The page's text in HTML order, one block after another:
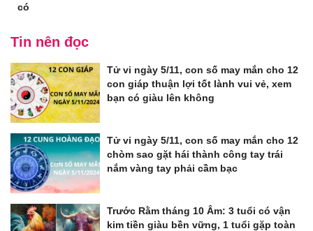
có
Tin nên đọc
Tử vi ngày 5/11, con số may mắn cho 12
con giáp thuận lợi tốt lành vui vẻ, xem
bạn có giàu lên không
Tử vi ngày 5/11, con số may mắn cho 12
chòm sao gặt hái thành công tay trái
nắm vàng tay phải cầm bạc
Trước Rằm tháng 10 Âm: 3 tuổi có vận
kim tiền giàu bền vững, 1 tuổi gặp toàn